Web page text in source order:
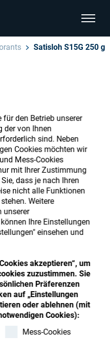
für den Betrieb unserer
der von Ihnen
sind. Neben
Cookies möchten wir
Mess-Cookies
mit Ihrer Zustimmung
dass je nach Ihren
nicht alle Funktionen
Weitere
unserer
Ihre Einstellungen
einsehen und
akzeptieren“, um
zuzustimmen. Sie
Präferenzen
auf „Einstellungen
oder ablehnen (mit
Cookies):
Mess-Cookies
verbergen
Satisloh S15G 250 g
your accounts
of ophthalmic
Sign-In